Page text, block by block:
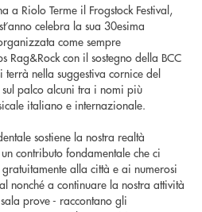
a Riolo Terme il Frogstock Festival,
celebra la sua 30esima
come sempre
Rag&Rock con il sostegno della BCC
nella suggestiva cornice del
palco alcuni tra i nomi più
italiano e internazionale.
sostiene la nostra realtà
contributo fondamentale che ci
alla città e ai numerosi
nonché a continuare la nostra attività
prove - raccontano gli